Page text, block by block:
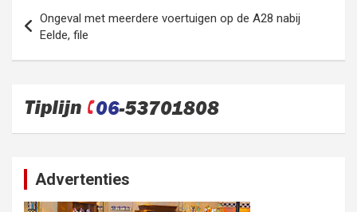
navigatie
Ongeval met meerdere voertuigen op de A28 nabij
Eelde, file
Advertenties